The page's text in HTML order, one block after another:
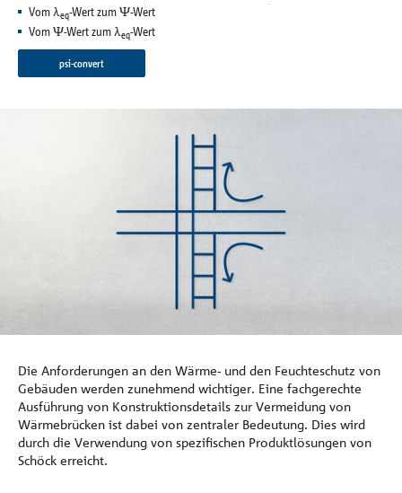
Wissen
Vom λeq-Wert zum Ψ-Wert
Vom Ψ-Wert zum λeq-Wert
psi-convert
Die Anforderungen an den Wärme- und den Feuchteschutz von
Gebäuden werden zunehmend wichtiger. Eine fachgerechte
Ausführung von Konstruktionsdetails zur Vermeidung von
Wärmebrücken ist dabei von zentraler Bedeutung. Dies wird
durch die Verwendung von spezifischen Produktlösungen von
Schöck erreicht.